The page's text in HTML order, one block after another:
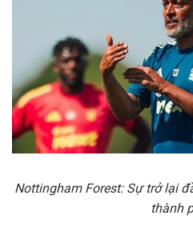
Nottingham Forest: Sự trở lại
thành